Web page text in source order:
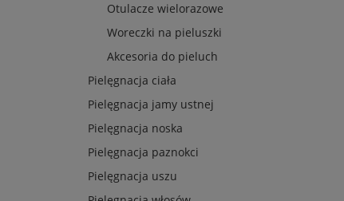
Otulacze wielorazowe
Woreczki na pieluszki
Akcesoria do pieluch
Pielęgnacja ciała
Pielęgnacja jamy ustnej
Pielęgnacja noska
Pielęgnacja paznokci
Pielęgnacja uszu